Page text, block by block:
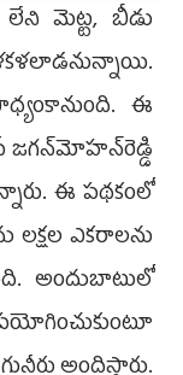
మెట్ట, బీడు
ఈ
జగన్‌మోహన్‌రెడ్డి
ఈ పథకంలో
లక్షల ఎకరాలను
అందుబాటులో